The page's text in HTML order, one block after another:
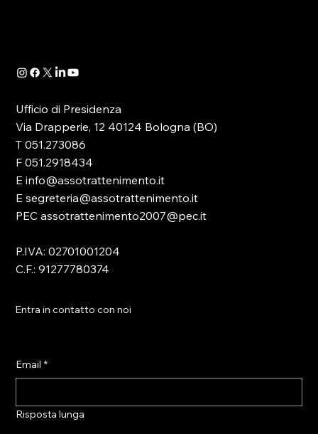
Ufficio di Presidenza
Via Drapperie, 12 40124 Bologna (BO)
T 051.273086
F 051.2918434
E info@assotrattenimento.it
E segreteria@assotrattenimento.it
PEC assotrattenimento2007@pec.it
P.IVA: 02701001204
C.F.: 91277780374
Entra in contatto con noi
Email *
Risposta lunga